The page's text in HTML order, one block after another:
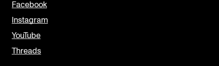
Facebook
Instagram
YouTube
Threads